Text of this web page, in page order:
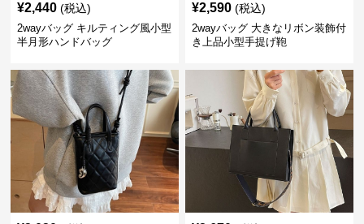
¥2,440 (税込)
2wayバッグ キルティング風小型
半月形ハンドバッグ
¥2,590 (税込)
2wayバッグ 大きなリボン装飾付
き上品小型手提げ鞄